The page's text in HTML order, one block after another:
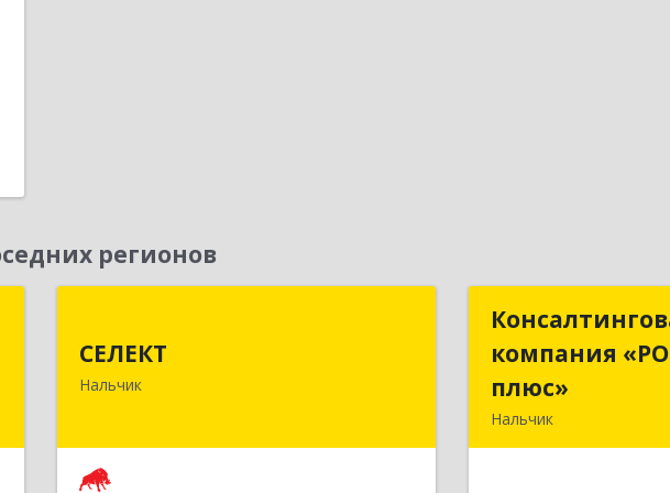
регионов
СЕЛЕКТ
Нальчик
Нальчик г, Кулиева пр-кт, дом № 10а
Подробнее
компания
плюс»
Нальчик